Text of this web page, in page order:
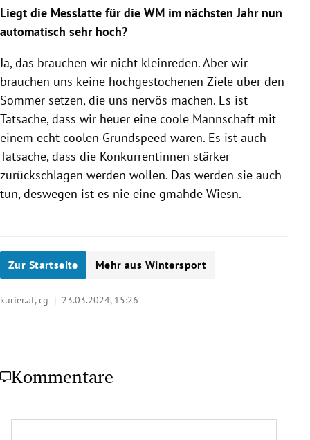
Liegt die Messlatte für die WM im nächsten Jahr nun
automatisch sehr hoch?
Ja, das brauchen wir nicht kleinreden. Aber wir
brauchen uns keine hochgestochenen Ziele über den
Sommer setzen, die uns nervös machen. Es ist
Tatsache, dass wir heuer eine coole Mannschaft mit
einem echt coolen Grundspeed waren. Es ist auch
Tatsache, dass die Konkurrentinnen stärker
zurückschlagen werden wollen. Das werden sie auch
tun, deswegen ist es nie eine gmahde Wiesn.
Zur Startseite Mehr aus Wintersport
kurier.at, cg | 23.03.2024, 15:26
Kommentare